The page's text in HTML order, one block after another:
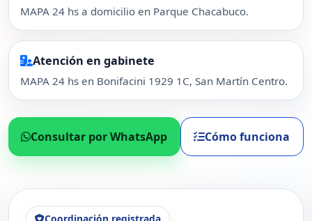
MAPA 24 hs a domicilio en Parque Chacabuco.
Atención en gabinete
MAPA 24 hs en Bonifacini 1929 1C, San Martín Centro.
Consultar por WhatsApp Cómo funciona